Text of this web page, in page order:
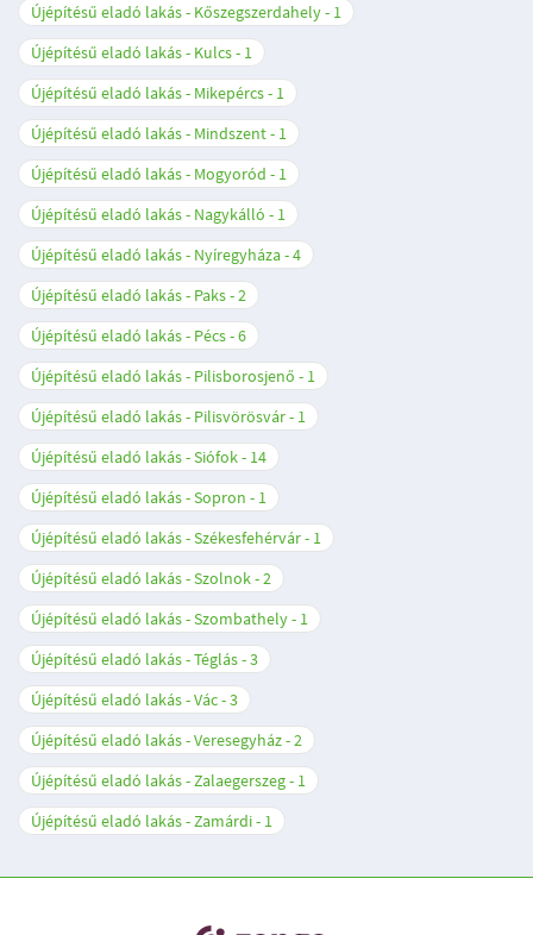
Újépítésű eladó lakás - Kőszegszerdahely
1
Újépítésű eladó lakás - Kulcs
1
Újépítésű eladó lakás - Mikepércs
1
Újépítésű eladó lakás - Mindszent
1
Újépítésű eladó lakás - Mogyoród
1
Újépítésű eladó lakás - Nagykálló
1
Újépítésű eladó lakás - Nyíregyháza 4
Újépítésű eladó lakás - Paks 2
Újépítésű eladó lakás - Pécs 6
Újépítésű eladó lakás - Pilisborosjenő
1
Újépítésű eladó lakás - Pilisvörösvár
1
Újépítésű eladó lakás - Siófok
14
Újépítésű eladó lakás - Sopron
1
Újépítésű eladó lakás - Székesfehérvár
1
Újépítésű eladó lakás - Szolnok 2
Újépítésű eladó lakás - Szombathely
1
Újépítésű eladó lakás - Téglás 3
Újépítésű eladó lakás - Vác 3
Újépítésű eladó lakás - Veresegyház 2
Újépítésű eladó lakás - Zalaegerszeg
1
Újépítésű eladó lakás - Zamárdi
1